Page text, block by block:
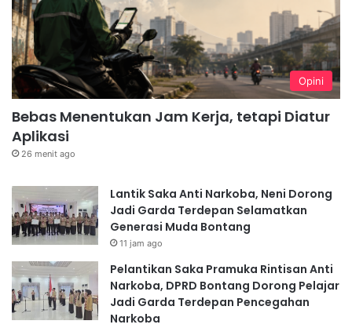
Opini
Bebas Menentukan Jam Kerja, tetapi Diatur
Aplikasi
26 menit ago
Lantik Saka Anti Narkoba, Neni Dorong
Jadi Garda Terdepan Selamatkan
Generasi Muda Bontang
11 jam ago
Pelantikan Saka Pramuka Rintisan Anti
Narkoba, DPRD Bontang Dorong Pelajar
Jadi Garda Terdepan Pencegahan
Narkoba